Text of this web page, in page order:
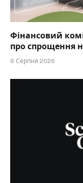
Фінансовий
про спрощення
6 Серпня 2026